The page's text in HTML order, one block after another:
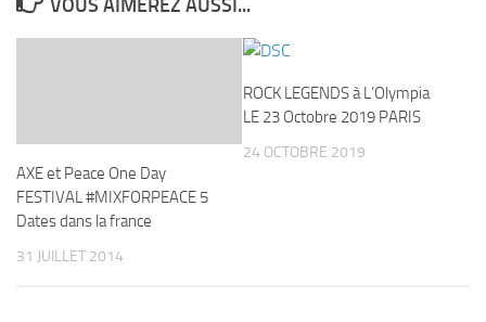
VOUS AIMEREZ AUSSI...
AXE et Peace One Day
FESTIVAL #MIXFORPEACE 5
Dates dans la france
31 JUILLET 2014
ROCK LEGENDS à L’Olympia
LE 23 Octobre 2019 PARIS
24 OCTOBRE 2019